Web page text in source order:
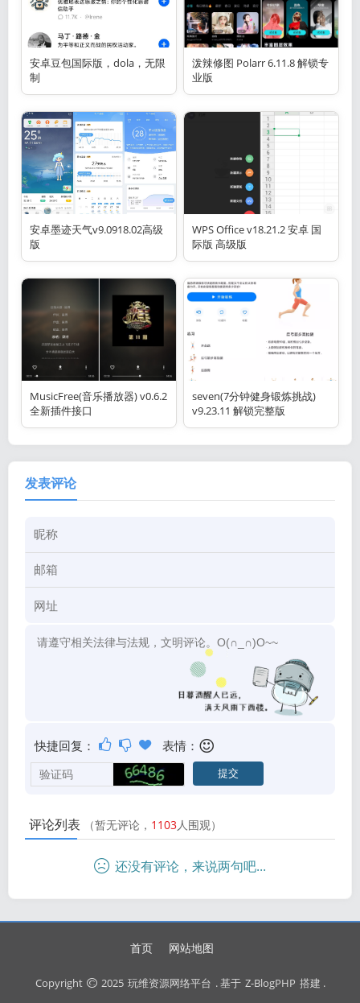
安卓豆包国际版，dola，无限
制
泼辣修图 Polarr 6.11.8 解锁专
业版
安卓墨迹天气v9.0918.02高级
版
WPS Office v18.21.2 安卓 国
际版 高级版
MusicFree(音乐播放器) v0.6.2
全新插件接口
seven(7分钟健身锻炼挑战)
v9.23.11 解锁完整版
发表评论
快捷回复： 表情：
评论列表 （暂无评论， 1103人围观）
还没有评论，来说两句吧...
首页 网站地图
Copyright 2025 玩维资源网络平台 . 基于 Z-BlogPHP 搭建 .